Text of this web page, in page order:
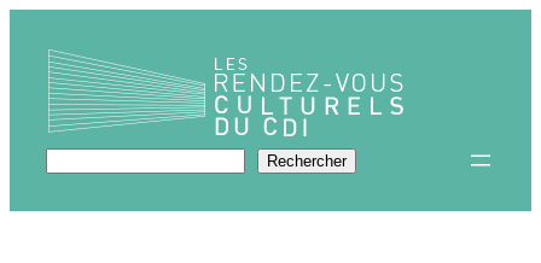
contenu
Rechercher Rechercher